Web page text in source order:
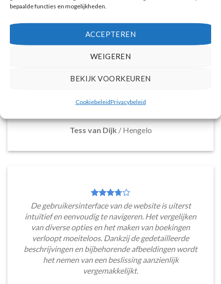
bepaalde functies en mogelijkheden.
ACCEPTEREN
WEIGEREN
BEKIJK VOORKEUREN
CookiebeleidPrivacybeleid
Deze reiswebsite biedt een breed assortiment aan
vakantiepakketten naar Santorini, die voldoen aan
resorts en appartementen, de overvloed aan
accommodatie te ontdekken. Met zo'n scala aan
Tess van Dijk / Hengelo
De gebruikersinterface van de website is uiterst
intuïtief en eenvoudig te navigeren. Het vergelijken
van diverse opties en het maken van boekingen
verloopt moeiteloos. Dankzij de gedetailleerde
beschrijvingen en bijbehorende afbeeldingen wordt
het nemen van een beslissing aanzienlijk
vergemakkelijkt.